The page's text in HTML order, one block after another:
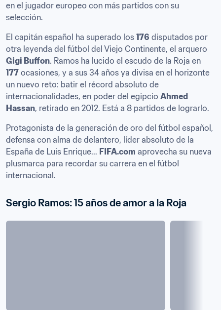
en el jugador europeo con más partidos con su
selección.
El capitán español ha superado los 176 disputados por
Gigi Buffon
177 ocasiones, y a sus 34 años ya divisa en el horizonte
un nuevo reto: batir el récord absoluto de
internacionalidades, en poder del egipcio Ahmed
Hassan, retirado en 2012. Está a 8 partidos de lograrlo.
Protagonista de la generación de oro del fútbol español,
defensa con alma de delantero, líder absoluto de la
España de Luis Enrique... FIFA.com aprovecha su nueva
plusmarca para recordar su carrera en el fútbol
internacional.
Sergio Ramos: 15 años de amor a la Roja